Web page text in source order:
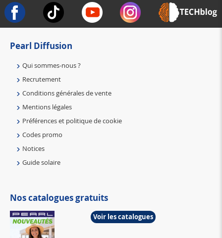
Pearl Diffusion
Qui sommes-nous ?
Recrutement
Conditions générales de vente
Mentions légales
Préférences et politique de cookie
Codes promo
Notices
Guide solaire
Nos catalogues gratuits
Voir les catalogues